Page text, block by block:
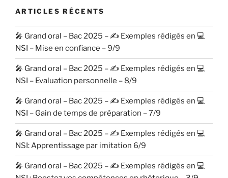
ARTICLES RÉCENTS
🎤 Grand oral – Bac 2025 – ✍️ Exemples rédigés en 💻
NSI – Mise en confiance – 9/9
🎤 Grand oral – Bac 2025 – ✍️ Exemples rédigés en 💻
NSI – Evaluation personnelle – 8/9
🎤 Grand oral – Bac 2025 – ✍️ Exemples rédigés en 💻
NSI – Gain de temps de préparation – 7/9
🎤 Grand oral – Bac 2025 – ✍️ Exemples rédigés en 💻
NSI: Apprentissage par imitation 6/9
🎤 Grand oral – Bac 2025 – ✍️ Exemples rédigés en 💻